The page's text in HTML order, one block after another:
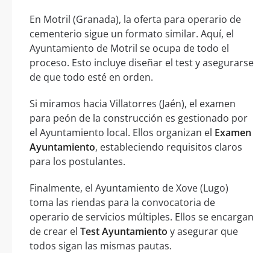
En Motril (Granada), la oferta para operario de
cementerio sigue un formato similar. Aquí, el
Ayuntamiento de Motril se ocupa de todo el
proceso. Esto incluye diseñar el test y asegurarse
de que todo esté en orden.
Si miramos hacia Villatorres (Jaén), el examen
para peón de la construcción es gestionado por
el Ayuntamiento local. Ellos organizan el Examen
Ayuntamiento, estableciendo requisitos claros
para los postulantes.
Finalmente, el Ayuntamiento de Xove (Lugo)
toma las riendas para la convocatoria de
operario de servicios múltiples. Ellos se encargan
de crear el Test Ayuntamiento y asegurar que
todos sigan las mismas pautas.